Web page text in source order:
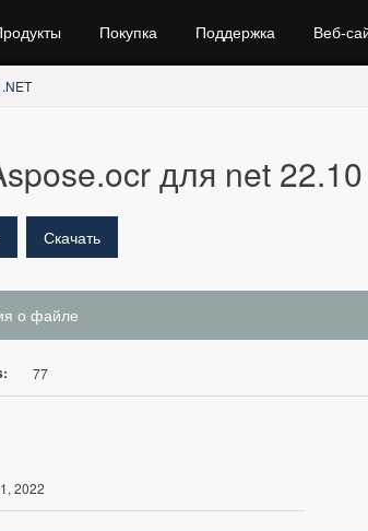
Покупка Поддержка
для net
Скачать
о файле
77
2022